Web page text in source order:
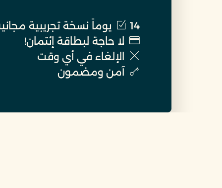
14 يوماً نسخة تجريبية مجانية
لا حاجة لبطاقة إئتمان!
الإلغاء في أي وقت
آمن ومضمون